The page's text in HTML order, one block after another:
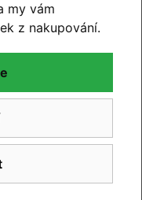
my vám
z nakupování.